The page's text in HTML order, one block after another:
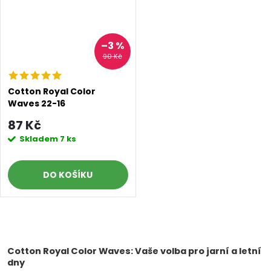
90 Kč
–3 %
Cotton Royal Color
Waves 22-16
87 Kč
Skladem 7 ks
DO KOŠÍKU
v
Cotton Royal Color Waves: Vaše volba pro jarní a letní
dny